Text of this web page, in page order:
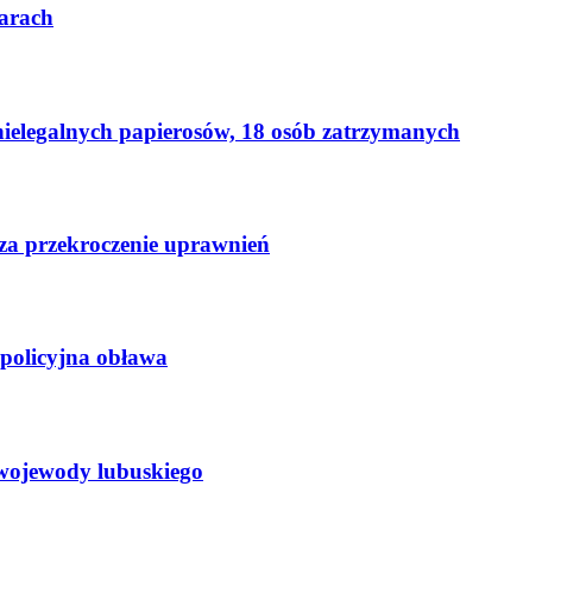
papierosów, 18 osób zatrzymanych
przekroczenie uprawnień
obława
lubuskiego